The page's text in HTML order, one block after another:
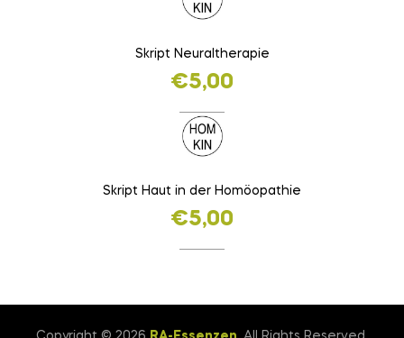
Skript Neuraltherapie
€5,00
Skript Haut in der Homöopathie
€5,00